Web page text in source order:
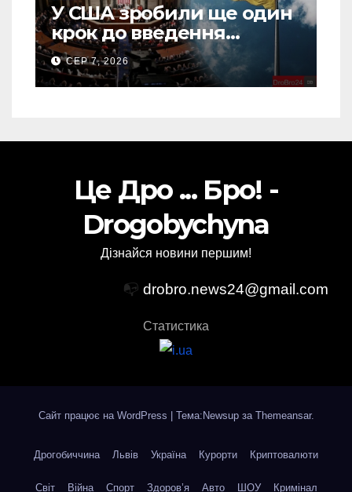
У США зробили ще один
крок до введення
“пекельних санкцій”
проти Росії
СЕР 7, 2026
Це Дро ... Бро! -
Drogobychyna
Дізнайся новини першим!
📭 drobro.news24@gmail.com
Статистика
Сайт працює на WordPress | Тема:Newsup за Themeansar.
Дрогобиччина Львів Україна Курорти Криптовалюти
Світ Війна Спорт Здоров’я Авто ШОУ Кримінал